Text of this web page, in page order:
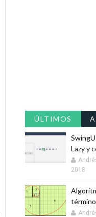
ÚLTIMOS
Lazy y
2018